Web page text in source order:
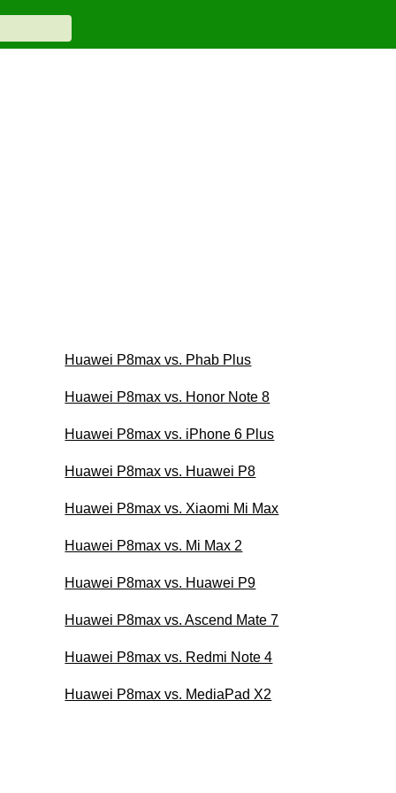
Huawei P8max vs. Phab Plus
Huawei P8max vs. Honor Note 8
Huawei P8max vs. iPhone 6 Plus
Huawei P8max vs. Huawei P8
Huawei P8max vs. Xiaomi Mi Max
Huawei P8max vs. Mi Max 2
Huawei P8max vs. Huawei P9
Huawei P8max vs. Ascend Mate 7
Huawei P8max vs. Redmi Note 4
Huawei P8max vs. MediaPad X2